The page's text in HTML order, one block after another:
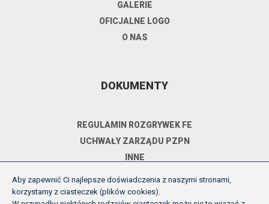
GALERIE
OFICJALNE LOGO
O NAS
DOKUMENTY
REGULAMIN ROZGRYWEK FE
UCHWAŁY ZARZĄDU PZPN
INNE
Aby zapewnić Ci najlepsze doświadczenia z naszymi stronami,
korzystamy z ciasteczek (plików cookies).